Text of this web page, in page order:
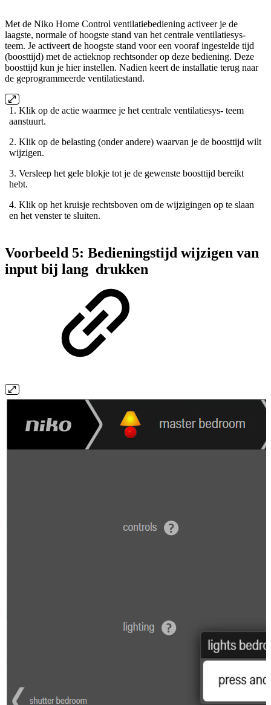
Met de Niko Home Control ventilatiebediening activeer je de
laagste, normale of hoogste stand van het centrale ventilatiesys-
teem. Je activeert de hoogste stand voor een vooraf ingestelde tijd
(boosttijd) met de actieknop rechtsonder op deze bediening. Deze
boosttijd kun je hier instellen. Nadien keert de installatie terug naar
de geprogrammeerde ventilatiestand.
1. Klik op de actie waarmee je het centrale ventilatiesys- teem
aanstuurt.
2. Klik op de belasting (onder andere) waarvan je de boosttijd wilt
wijzigen.
3. Versleep het gele blokje tot je de gewenste boosttijd bereikt
hebt.
4. Klik op het kruisje rechtsboven om de wijzigingen op te slaan
en het venster te sluiten.
Voorbeeld 5: Bedieningstijd wijzigen van
input bij lang drukken